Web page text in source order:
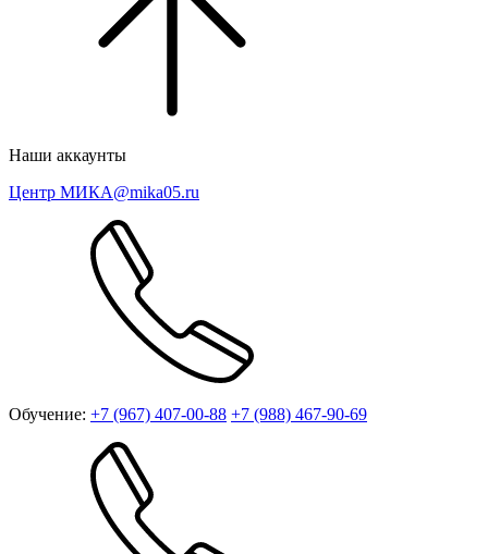
Наши аккаунты
Центр МИКА@mika05.ru
Обучение: +7 (967) 407-00-88 +7 (988) 467-90-69